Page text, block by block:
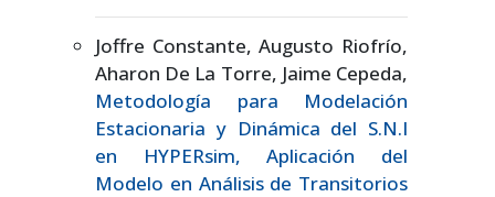
Joffre Constante, Augusto Riofrío,
Aharon De La Torre, Jaime Cepeda,
Metodología para Modelación
Estacionaria y Dinámica del S.N.I
en HYPERsim, Aplicación del
Modelo en Análisis de Transitorios